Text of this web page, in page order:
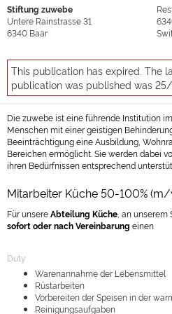
Stiftung zuwebe
Untere Rainstrasse 31
6340 Baar
This publication has expired. The
publication was published was
Die zuwebe ist eine führende Institution
Menschen mit einer geistigen
Beeinträchtigung eine Ausbildung,
Bereichen ermöglicht. Sie werden dabei
ihren Bedürfnissen entsprechend
Mitarbeiter Küche 50-100% (m/
Für unsereAbteilung Küche , an
sofort oder nach Vereinbarung einen
Duty
Warenannahme der Lebensmittel
Rüstarbeiten
Vorbereiten der Speisen in der
Reinigungsaufgaben